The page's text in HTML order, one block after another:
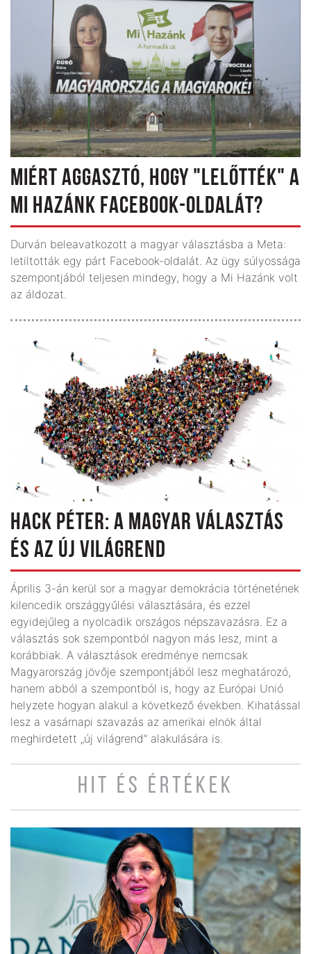
MIÉRT AGGASZTÓ, HOGY "LELŐTTÉK" A
MI HAZÁNK FACEBOOK-OLDALÁT?
Durván beleavatkozott a magyar választásba a Meta:
letiltották egy párt Facebook-oldalát. Az ügy súlyossága
szempontjából teljesen mindegy, hogy a Mi Hazánk volt
az áldozat.
HACK PÉTER: A MAGYAR VÁLASZTÁS
ÉS AZ ÚJ VILÁGREND
Április 3-án kerül sor a magyar demokrácia történetének
kilencedik országgyűlési választására, és ezzel
egyidejűleg a nyolcadik országos népszavazásra. Ez a
választás sok szempontból nagyon más lesz, mint a
korábbiak. A választások eredménye nemcsak
Magyarország jövője szempontjából lesz meghatározó,
hanem abból a szempontból is, hogy az Európai Unió
helyzete hogyan alakul a következő években. Kihatással
lesz a vasárnapi szavazás az amerikai elnök által
meghirdetett „új világrend” alakulására is.
HIT ÉS ÉRTÉKEK